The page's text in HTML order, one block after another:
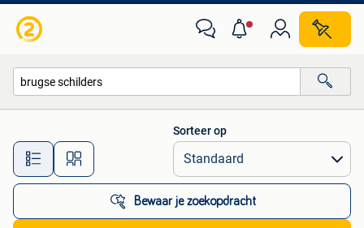
Alle afstanden…
Sorteer op
Bewaar je zoekopdracht